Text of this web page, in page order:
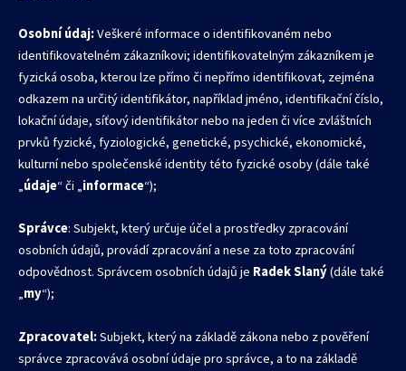
Osobní údaj:Veškeré informace o identifikovaném nebo
identifikovatelném zákazníkovi; identifikovatelným zákazníkem je
fyzická osoba, kterou lze přímo či nepřímo identifikovat, zejména
odkazem na určitý identifikátor, například jméno, identifikační číslo,
lokační údaje, síťový identifikátor nebo na jeden či více zvláštních
prvků fyzické, fyziologické, genetické, psychické, ekonomické,
kulturní nebo společenské identity této fyzické osoby (dále také
„údaje“ či „informace“);
Správce: Subjekt, který určuje účel a prostředky zpracování
osobních údajů, provádí zpracování a nese za toto zpracování
odpovědnost. Správcem osobních údajů je Radek Slaný(dále také
„my“);
Zpracovatel:Subjekt, který na základě zákona nebo z pověření
správce zpracovává osobní údaje pro správce, a to na základě